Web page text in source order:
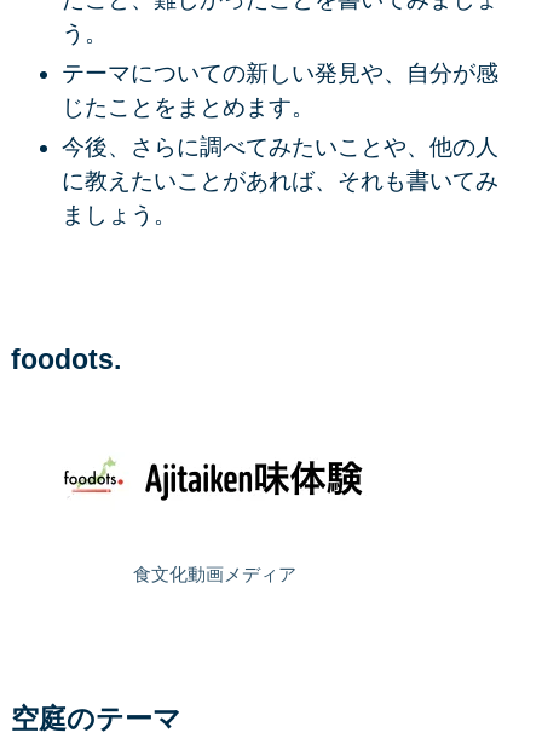
う。
テーマについての新しい発見や、自分が感
じたことをまとめます。
今後、さらに調べてみたいことや、他の人
に教えたいことがあれば、それも書いてみ
ましょう。
foodots.
食文化動画メディア
空庭のテーマ